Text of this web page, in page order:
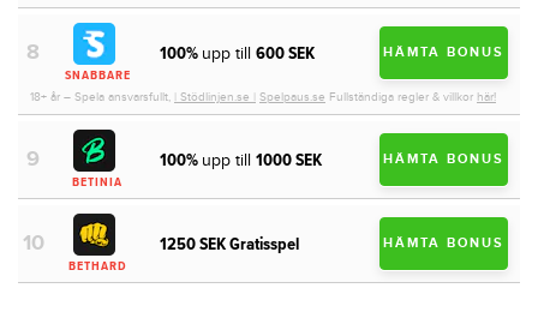
SNABBARE
100% upp till 600 SEK HÄMTA BONUS
18+ år – Spela ansvarsfullt, | Stödlinjen.se | Spelpaus.se Fullständiga regler & villkor här!
BETINIA
100% upp till 1000 SEK HÄMTA BONUS
BETHARD
1250 SEK Gratisspel HÄMTA BONUS